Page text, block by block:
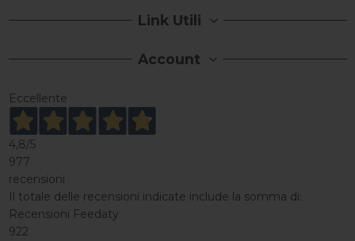
Link Utili
Account
Eccellente
4,8/5
977
recensioni
Il totale delle recensioni indicate include la somma di:
Recensioni Feedaty
922